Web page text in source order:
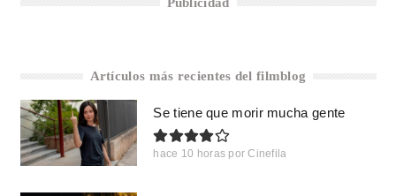
Artículos más recientes del filmblog
Se tiene que morir mucha gente
hace 10 horas por Cinefila